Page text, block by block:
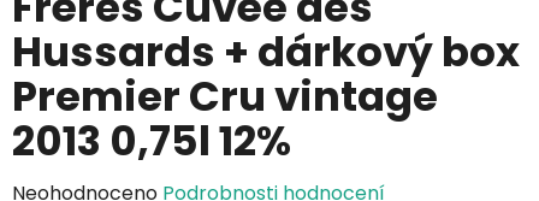
Hussards + dárkový box
Premier Cru vintage
2013 0,75l 12%
Průměrné
Neohodnoceno Podrobnosti hodnocení